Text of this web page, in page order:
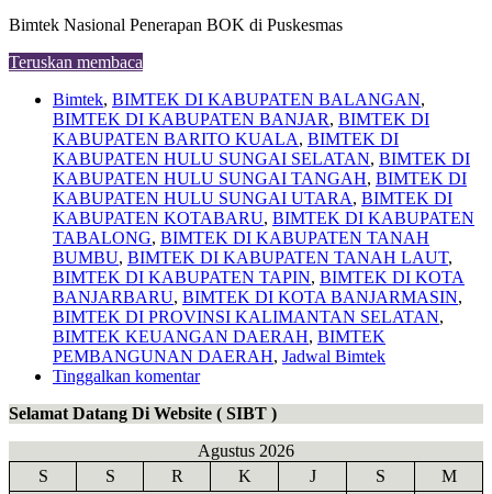
Bimtek Nasional Penerapan BOK di Puskesmas
Teruskan membaca
Bimtek, BIMTEK DI KABUPATEN BALANGAN,
BIMTEK DI KABUPATEN BANJAR, BIMTEK DI
KABUPATEN BARITO KUALA, BIMTEK DI
KABUPATEN HULU SUNGAI SELATAN, BIMTEK DI
KABUPATEN HULU SUNGAI TANGAH, BIMTEK DI
KABUPATEN HULU SUNGAI UTARA, BIMTEK DI
KABUPATEN KOTABARU, BIMTEK DI KABUPATEN
TABALONG, BIMTEK DI KABUPATEN TANAH
BUMBU, BIMTEK DI KABUPATEN TANAH LAUT,
BIMTEK DI KABUPATEN TAPIN, BIMTEK DI KOTA
BANJARBARU, BIMTEK DI KOTA BANJARMASIN,
BIMTEK DI PROVINSI KALIMANTAN SELATAN,
BIMTEK KEUANGAN DAERAH, BIMTEK
PEMBANGUNAN DAERAH, Jadwal Bimtek
Tinggalkan komentar
Selamat Datang Di Website ( SIBT )
Agustus 2026
S
S R K J S
M